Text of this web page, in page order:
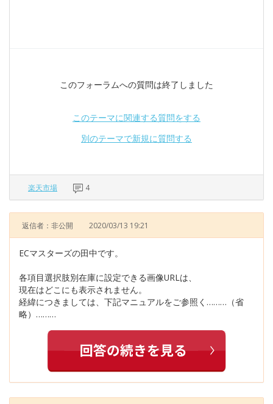
このフォーラムへの質問は終了しました
このテーマに関連する質問をする
別のテーマで新規に質問する
楽天市場 4
返信者：非公開 2020/03/13 19:21
ECマスターズの田中です。
各項目選択肢別在庫に設定できる画像URLは、
現在はどこにも表示されません。
経緯につきましては、下記マニュアルをご参照く………（省
略）………